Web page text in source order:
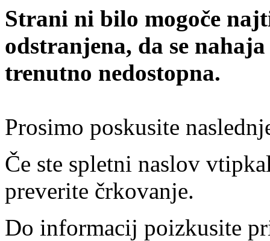
Strani ni bilo mogoče
odstranjena, da se
trenutno nedostopna.
Prosimo poskusite
Če ste spletni naslov
preverite črkovanje.
Do informacij poizkusite